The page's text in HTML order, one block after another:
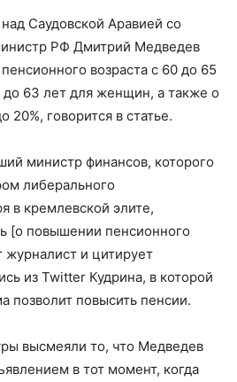
Саудовской Аравией со
РФ Дмитрий Медведев
возраста с 60 до 65
63 лет для женщин, а также о
говорится в статье.
министр финансов, которого
либерального
в кремлевской элите,
[о повышении пенсионного
журналист и цитирует
из Twitter Кудрина, в которой
позволит повысить пенсии.
высмеяли то, что Медведев
в тот момент, когда